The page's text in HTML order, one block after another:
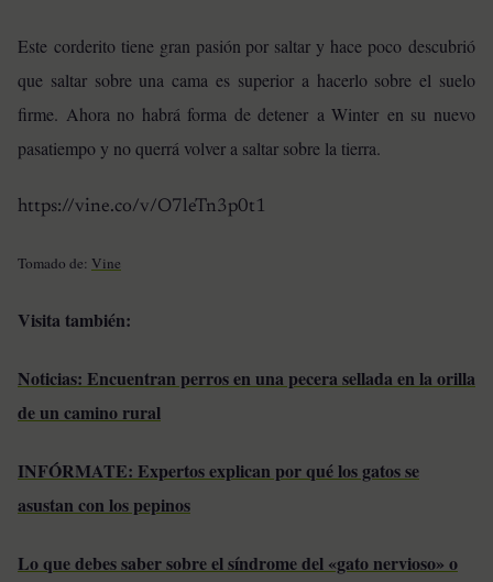
Este corderito tiene gran pasión por saltar y hace poco descubrió
que saltar sobre una cama es superior a hacerlo sobre el suelo
firme. Ahora no habrá forma de detener a Winter en su nuevo
pasatiempo y no querrá volver a saltar sobre la tierra.
https://vine.co/v/O7leTn3p0t1
Tomado de: Vine
Visita también:
Noticias: Encuentran perros en una pecera sellada en la orilla
de un camino rural
INFÓRMATE: Expertos explican por qué los gatos se
asustan con los pepinos
Lo que debes saber sobre el síndrome del «gato nervioso» o